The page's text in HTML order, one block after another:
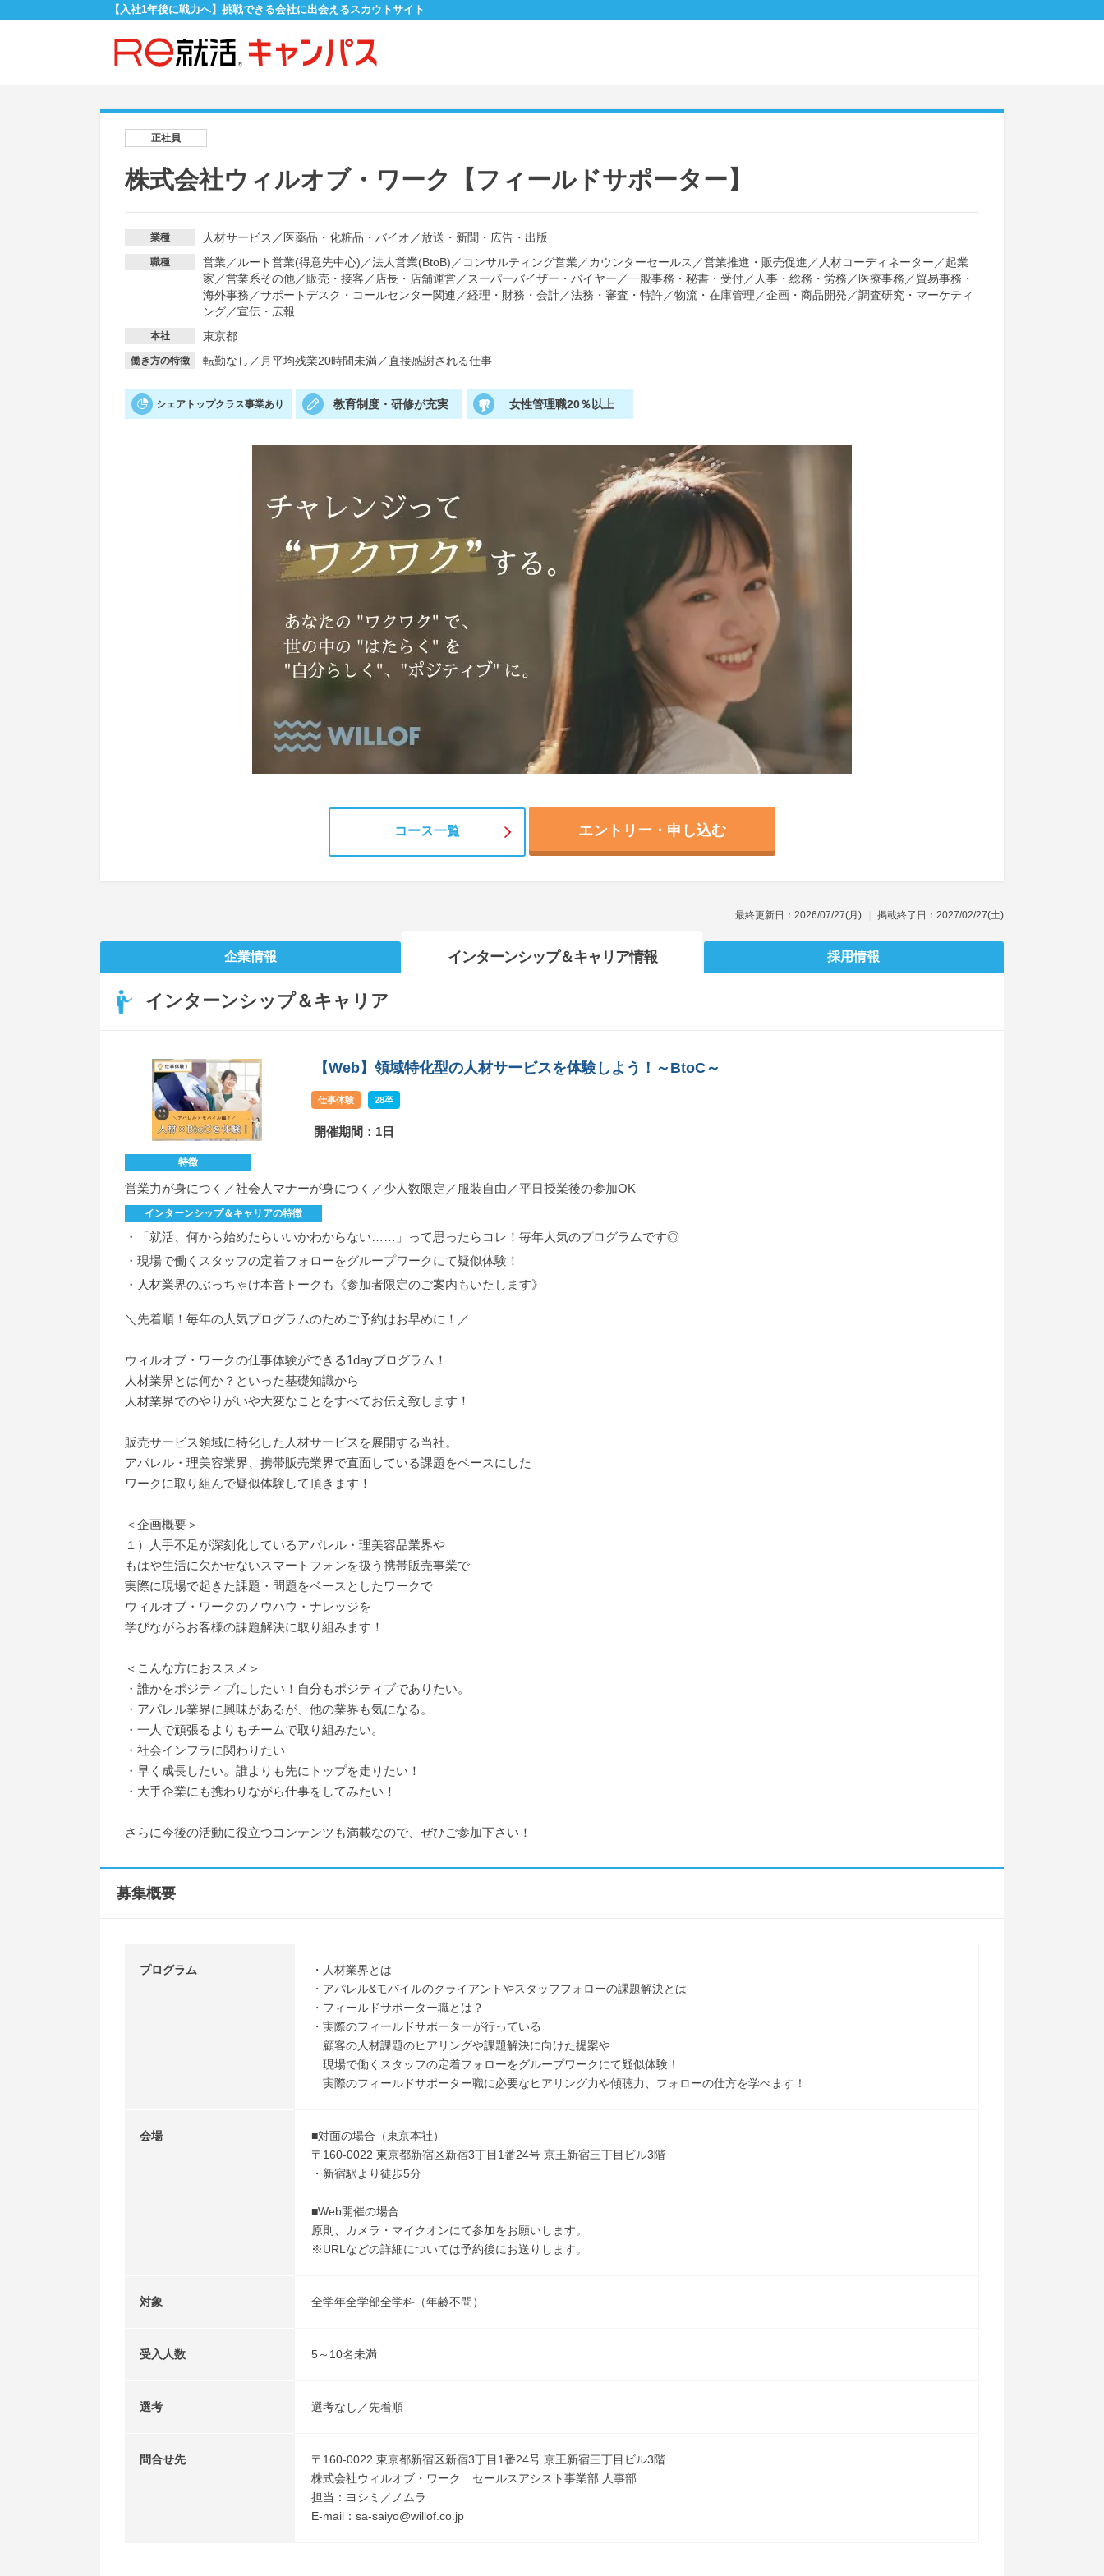
【入社1年後に戦力へ】挑戦できる会社に出会えるスカウトサイト
正社員
株式会社ウィルオブ・ワーク【フィールドサポーター】
業種 人材サービス ／ 医薬品・化粧品・バイオ ／放送・新聞・広告・出版
職種 営業／ ルート営業(得意先中心) ／法人営業(BtoB) ／ コンサルティング営業／カウンターセールス ／営業推進・販売促進 ／ 人材コーディネーター ／起業
家 ／営業系その他／販売・接客 ／ 店長・店舗運営／ スーパーバイザー・バイヤー ／一般事務・秘書・受付／ 人事・総務・労務 ／ 医療事務 ／貿易事務・
海外事務 ／サポートデスク・コールセンター関連 ／経理・財務・会計／法務・審査・特許／物流・在庫管理 ／企画・商品開発 ／調査研究・マーケティ
ング／宣伝・広報
本社 東京都
働き方の特徴 転勤なし ／ 月平均残業20時間未満／直接感謝される仕事
シェアトップクラス事業あり 教育制度・研修が充実 女性管理職20％以上
コース一覧 エントリー・申し込む
最終更新日：2026/07/27(月) 掲載終了日：2027/02/27(土)
企業情報 インターンシップ＆キャリア情報 採用情報
インターンシップ＆キャリア
【Web】領域特化型の人材サービスを体験しよう！～BtoC～
仕事体験 28卒
開催期間：1日
特徴
営業力が身につく／社会人マナーが身につく／少人数限定／服装自由／平日授業後の参加OK
インターンシップ＆キャリアの特徴
・「就活、何から始めたらいいかわからない……」って思ったらコレ！毎年人気のプログラムです◎
・現場で働くスタッフの定着フォローをグループワークにて疑似体験！
・人材業界のぶっちゃけ本音トークも《参加者限定のご案内もいたします》
＼先着順！毎年の人気プログラムのためご予約はお早めに！／
ウィルオブ・ワークの仕事体験ができる1dayプログラム！
人材業界とは何か？といった基礎知識から
人材業界でのやりがいや大変なことをすべてお伝え致します！
販売サービス領域に特化した人材サービスを展開する当社。
アパレル・理美容業界、携帯販売業界で直面している課題をベースにした
ワークに取り組んで疑似体験して頂きます！
＜企画概要＞
１）人手不足が深刻化しているアパレル・理美容品業界や
もはや生活に欠かせないスマートフォンを扱う携帯販売事業で
実際に現場で起きた課題・問題をベースとしたワークで
ウィルオブ・ワークのノウハウ・ナレッジを
学びながらお客様の課題解決に取り組みます！
＜こんな方におススメ＞
・誰かをポジティブにしたい！自分もポジティブでありたい。
・アパレル業界に興味があるが、他の業界も気になる。
・一人で頑張るよりもチームで取り組みたい。
・社会インフラに関わりたい
・早く成長したい。誰よりも先にトップを走りたい！
・大手企業にも携わりながら仕事をしてみたい！
さらに今後の活動に役立つコンテンツも満載なので、ぜひご参加下さい！
募集概要
プログラム
・人材業界とは
・アパレル&モバイルのクライアントやスタッフフォローの課題解決とは
・フィールドサポーター職とは？
・実際のフィールドサポーターが行っている
顧客の人材課題のヒアリングや課題解決に向けた提案や
現場で働くスタッフの定着フォローをグループワークにて疑似体験！
実際のフィールドサポーター職に必要なヒアリング力や傾聴力、フォローの仕方を学べます！
会場
■対面の場合（東京本社）
〒160-0022 東京都新宿区新宿3丁目1番24号 京王新宿三丁目ビル3階
・新宿駅より徒歩5分
■Web開催の場合
原則、カメラ・マイクオンにて参加をお願いします。
※URLなどの詳細については予約後にお送りします。
対象 全学年全学部全学科（年齢不問）
受入人数 5～10名未満
選考 選考なし／先着順
問合せ先
〒160-0022 東京都新宿区新宿3丁目1番24号 京王新宿三丁目ビル3階
株式会社ウィルオブ・ワーク セールスアシスト事業部 人事部
担当：ヨシミ／ノムラ
E-mail：sa-saiyo@willof.co.jp